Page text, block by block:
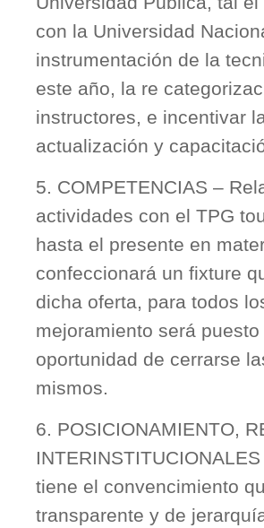
con la Universidad
instrumentación de la
este año, la re
instructores, e incentivar
actualización y
5. COMPETENCIAS –
actividades con el TPG
hasta el presente en
confeccionará un fixture
dicha oferta, para todos
mejoramiento será
oportunidad de cerrarse
mismos.
6. POSICIONAMIENTO,
tiene el convencimiento
transparente y de